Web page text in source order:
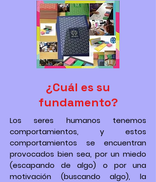
¿Cuál es su
fundamento?
Los seres humanos tenemos
comportamientos, y estos
comportamientos se encuentran
provocados bien sea, por un miedo
(escapando de algo) o por una
motivación (buscando algo), la